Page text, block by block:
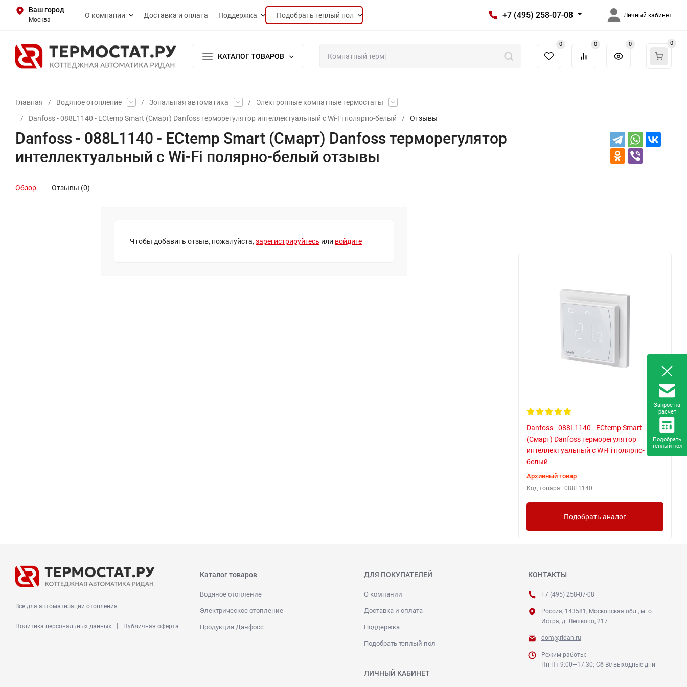
Ваш город
Москва
О компании Доставка и оплата Поддержка Подобрать теплый пол +7 (495) 258-07-08 Личный кабинет
КАТАЛОГ ТОВАРОВ
0 0 0 0
Главная / Водяное отопление / Зональная автоматика /
Электронные комнатные термостаты
/
Danfoss - 088L1140 - ECtemp Smart (Смарт) Danfoss терморегулятор интеллектуальный с Wi-Fi полярно-белый / Отзывы
Danfoss - 088L1140 - ECtemp Smart (Смарт) Danfoss терморегулятор
интеллектуальный с Wi-Fi полярно-белый отзывы
Обзор Отзывы (0)
Чтобы добавить отзыв, пожалуйста, зарегистрируйтесь или войдите
Danfoss - 088L1140 - ECtemp Smart
(Смарт) Danfoss терморегулятор
интеллектуальный с Wi-Fi полярно-
белый
Архивный товар
Код товара: 088L1140
Подобрать аналог
Все для автоматизации отопления
Политика персональных данных | Публичная оферта
Каталог товаров
Водяное отопление
Электрическое отопление
Продукция Данфосс
ДЛЯ ПОКУПАТЕЛЕЙ
О компании
Доставка и оплата
Поддержка
Подобрать теплый пол
ЛИЧНЫЙ КАБИНЕТ
КОНТАКТЫ
+7 (495) 258-07-08
Россия, 143581, Московская обл., м. о.
Истра, д. Лешково, 217
dom@ridan.ru
Режим работы:
Пн-Пт 9:00—17:30; Сб-Вс выходные дни
Запрос на
расчет
Подобрать
теплый пол